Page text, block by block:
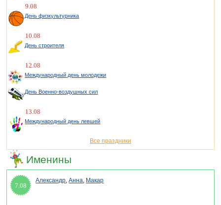
9.08
День физкультурника
10.08
День строителя
12.08
Международный день молодежи
День Военно-воздушных сил
13.08
Международный день левшей
Все праздники
Именины
7.08
Александр,Анна, Макар